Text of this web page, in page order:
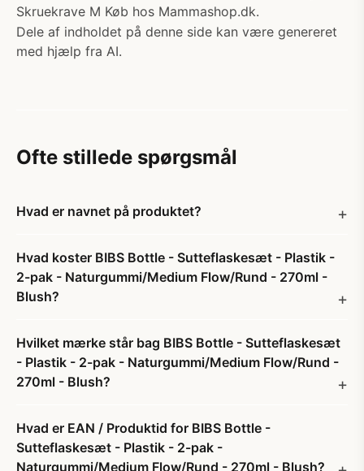
Skruekrave M Køb hos Mammashop.dk.
Dele af indholdet på denne side kan være genereret
med hjælp fra AI.
Ofte stillede spørgsmål
Hvad er navnet på produktet?
Hvad koster BIBS Bottle - Sutteflaskesæt - Plastik -
2-pak - Naturgummi/Medium Flow/Rund - 270ml -
Blush?
Hvilket mærke står bag BIBS Bottle - Sutteflaskesæt
- Plastik - 2-pak - Naturgummi/Medium Flow/Rund -
270ml - Blush?
Hvad er EAN / Produktid for BIBS Bottle -
Sutteflaskesæt - Plastik - 2-pak -
Naturgummi/Medium Flow/Rund - 270ml - Blush?